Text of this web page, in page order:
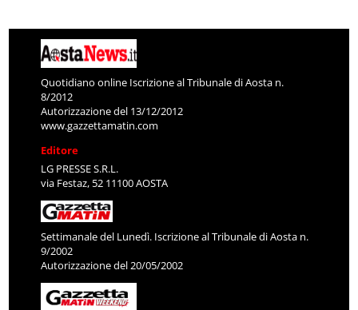
Quotidiano online Iscrizione al Tribunale di Aosta n.
8/2012
Autorizzazione del 13/12/2012
www.gazzettamatin.com
Editore
LG PRESSE S.R.L.
via Festaz, 52 11100 AOSTA
Settimanale del Lunedì. Iscrizione al Tribunale di Aosta n.
9/2002
Autorizzazione del 20/05/2002